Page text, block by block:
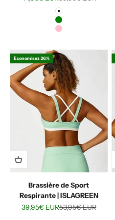
Blanc
Vert
Rose
Economisez 26%
Brassière de Sport
Respirante | ISLAGREEN
Prix de vente
39,95€ EURPrix normal
53,95€ EUR